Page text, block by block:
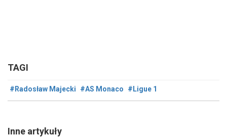
TAGI
#Radosław Majecki #AS Monaco #Ligue 1
Inne artykuły